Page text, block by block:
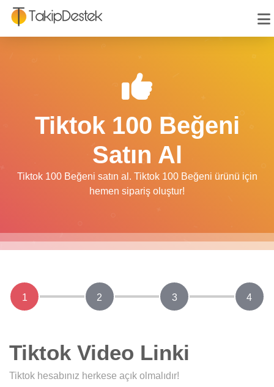
Tiktok 100 Beğeni
Satın Al
Tiktok 100 Beğeni satın al. Tiktok 100 Beğeni ürünü için
hemen sipariş oluştur!
1 2 3 4
Tiktok Video Linki
Tiktok hesabınız herkese açık olmalıdır!